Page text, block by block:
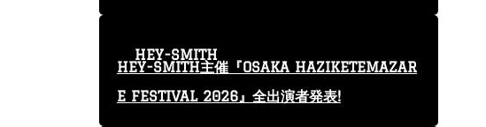
HEY-SMITH主催『OSAKA HAZIKETEMAZAR
E FESTIVAL 2026』全出演者発表!
HEY-SMITH